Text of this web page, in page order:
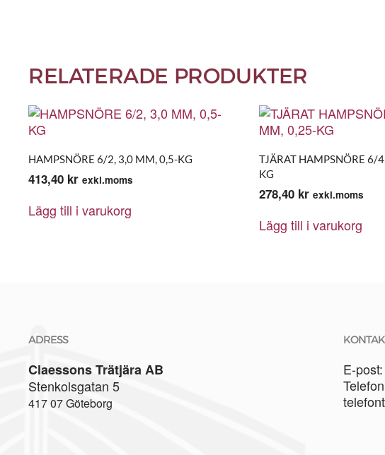
RELATERADE PRODUKTER
HAMPSNÖRE 6/2, 3,0 MM, 0,5-KG
413,40 kr exkl.moms
Lägg till i varukorg
TJÄRAT HAMPSNÖRE 6/
KG
278,40 kr exkl.moms
Lägg till i varukorg
ADRESS
Claessons Trätjära AB
Stenkolsgatan 5
417 07 Göteborg
E-post: